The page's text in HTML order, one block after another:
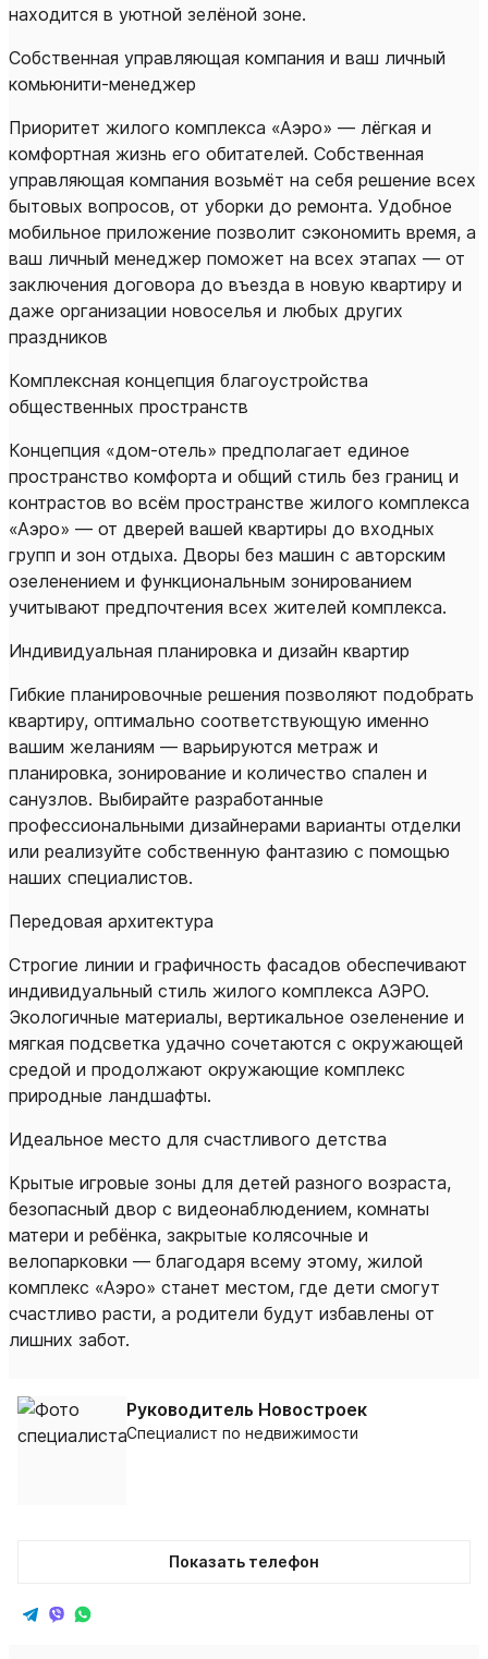
находится в уютной зелёной зоне.
Собственная управляющая компания и ваш личный
комьюнити-менеджер
Приоритет жилого комплекса «Аэро» — лёгкая и
комфортная жизнь его обитателей. Собственная
управляющая компания возьмёт на себя решение всех
бытовых вопросов, от уборки до ремонта. Удобное
мобильное приложение позволит сэкономить время, а
ваш личный менеджер поможет на всех этапах — от
заключения договора до въезда в новую квартиру и
даже организации новоселья и любых других
праздников
Комплексная концепция благоустройства
общественных пространств
Концепция «дом-отель» предполагает единое
пространство комфорта и общий стиль без границ и
контрастов во всём пространстве жилого комплекса
«Аэро» — от дверей вашей квартиры до входных
групп и зон отдыха. Дворы без машин с авторским
озеленением и функциональным зонированием
учитывают предпочтения всех жителей комплекса.
Индивидуальная планировка и дизайн квартир
Гибкие планировочные решения позволяют подобрать
квартиру, оптимально соответствующую именно
вашим желаниям — варьируются метраж и
планировка, зонирование и количество спален и
санузлов. Выбирайте разработанные
профессиональными дизайнерами варианты отделки
или реализуйте собственную фантазию с помощью
наших специалистов.
Передовая архитектура
Строгие линии и графичность фасадов обеспечивают
индивидуальный стиль жилого комплекса АЭРО.
Экологичные материалы, вертикальное озеленение и
мягкая подсветка удачно сочетаются с окружающей
средой и продолжают окружающие комплекс
природные ландшафты.
Идеальное место для счастливого детства
Крытые игровые зоны для детей разного возраста,
безопасный двор с видеонаблюдением, комнаты
матери и ребёнка, закрытые колясочные и
велопарковки — благодаря всему этому, жилой
комплекс «Аэро» станет местом, где дети смогут
счастливо расти, а родители будут избавлены от
лишних забот.
Руководитель Новостроек
Специалист по недвижимости
Показать телефон